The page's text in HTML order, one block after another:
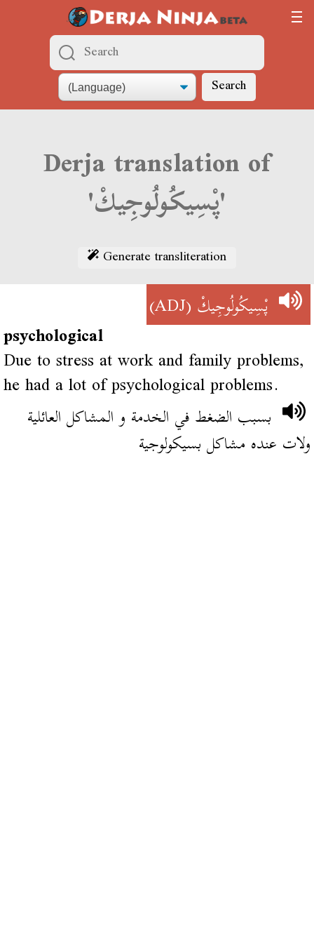
Search
Derja translation of
'پْسِيكُولُوجِيكْ'
Generate transliteration
پْسِيكُولُوجِيكْ(ADJ)
psychological
Due to stress at work and family problems,
he had a lot of psychological problems.
بسبب الضغط في الخدمة و المشاكل العائلية
ولات عنده مشاكل بسيكولوجية